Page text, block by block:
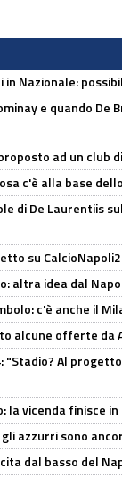
Nazionale:
e quando De
ad un club
c'è alla base
di De Laurentiis
su
altra idea dal
c'è anche il
alcune offerte da
"Stadio? Al
la vicenda finisce
azzurri sono
dal basso del